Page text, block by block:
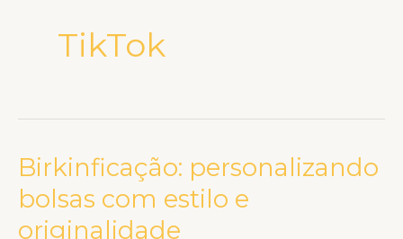
TikTok
Birkinficação: personalizando
bolsas com estilo e
originalidade
Birkinficação:
personalizando
bolsas
com